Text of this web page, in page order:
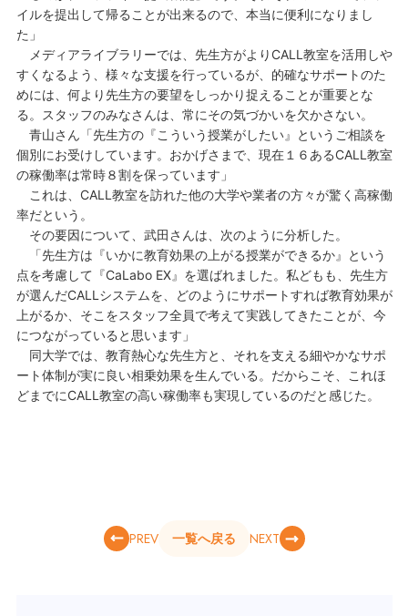
イルを提出して帰ることが出来るので、本当に便利になりまし
た」
メディアライブラリーでは、先生方がよりCALL教室を活用しや
すくなるよう、様々な支援を行っているが、的確なサポートのた
めには、何より先生方の要望をしっかり捉えることが重要とな
る。スタッフのみなさんは、常にその気づかいを欠かさない。
青山さん「先生方の『こういう授業がしたい』というご相談を
個別にお受けしています。おかげさまで、現在１６あるCALL教室
の稼働率は常時８割を保っています」
これは、CALL教室を訪れた他の大学や業者の方々が驚く高稼働
率だという。
その要因について、武田さんは、次のように分析した。
「先生方は『いかに教育効果の上がる授業ができるか』という
点を考慮して『CaLabo EX』を選ばれました。私どもも、先生方
が選んだCALLシステムを、どのようにサポートすれば教育効果が
上がるか、そこをスタッフ全員で考えて実践してきたことが、今
につながっていると思います」
同大学では、教育熱心な先生方と、それを支える細やかなサポ
ート体制が実に良い相乗効果を生んでいる。だからこそ、これほ
どまでにCALL教室の高い稼働率も実現しているのだと感じた。
PREV 一覧へ戻る NEXT